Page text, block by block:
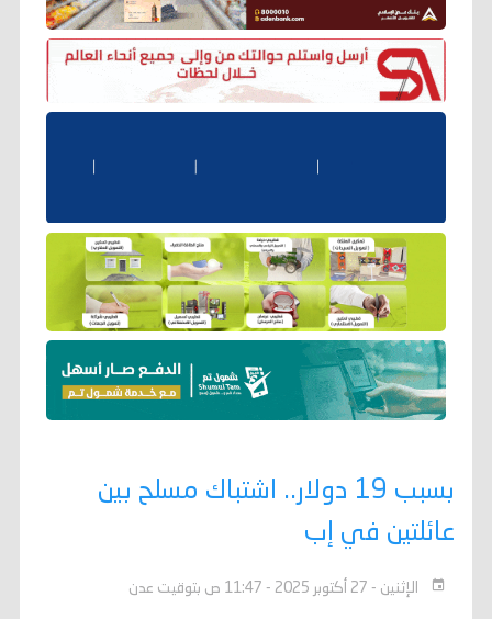
بسبب 19 دولار.. اشتباك مسلح بين
عائلتين في إب
الإثنين - 27 أكتوبر 2025 - 11:47 ص بتوقيت عدن